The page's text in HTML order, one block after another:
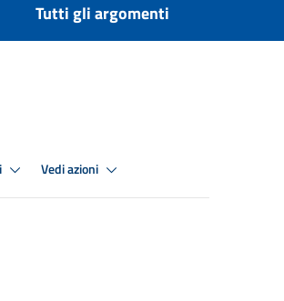
Tutti gli argomenti
Vedi azioni